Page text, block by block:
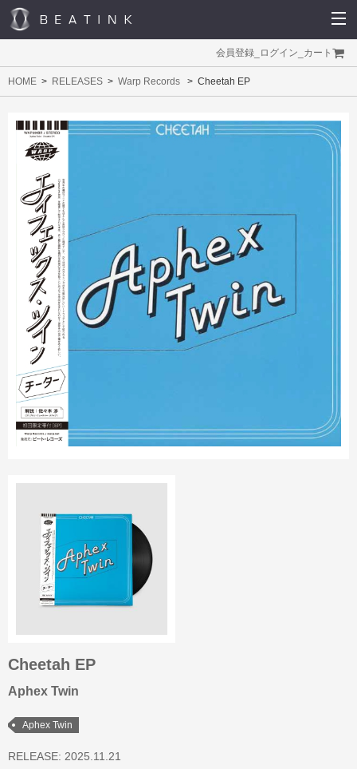
会員登録 ログイン カート
HOME RELEASES Warp Records Cheetah EP
Cheetah EP
Aphex Twin
Aphex Twin
RELEASE: 2025.11.21